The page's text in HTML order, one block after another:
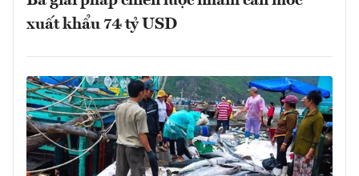
xuất khẩu 74 tỷ USD